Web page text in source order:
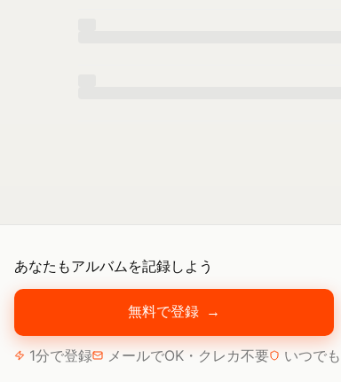
あなたもアルバムを記録しよう
無料で登録 →
1分で登録 メールでOK・クレカ不要 いつで